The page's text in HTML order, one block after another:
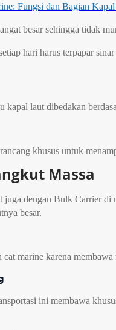
Fungsi dan Bagian
besar sehingga tidak
hari harus terpapar
kapal laut dibedakan
khusus untuk
Massa
dengan Bulk Carrier di
besar.
marine karena
ini membawa